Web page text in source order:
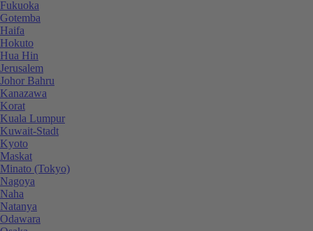
Fukuoka
Gotemba
Haifa
Hokuto
Hua Hin
Jerusalem
Johor Bahru
Kanazawa
Korat
Kuala Lumpur
Kuwait-Stadt
Kyoto
Maskat
Minato (Tokyo)
Nagoya
Naha
Natanya
Odawara